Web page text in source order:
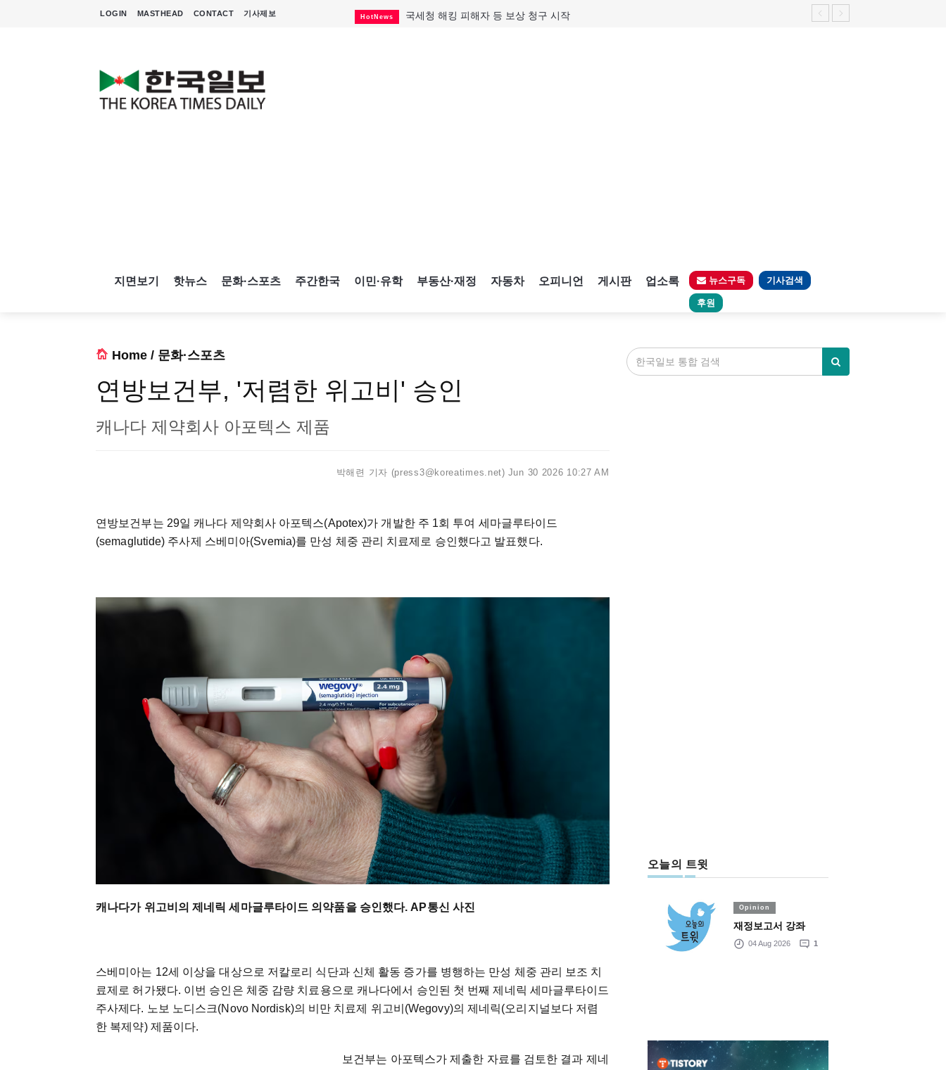
LOGIN MASTHEAD CONTACT 기사제보 HotNews 국세청 해킹 피해자 등 보상 청구 시작
지면보기 핫뉴스 문화·스포츠 주간한국 이민·유학 부동산·재정 자동차 오피니언 게시판 업소록 뉴스구독 기사검색
후원
Home / 문화·스포츠
연방보건부, '저렴한 위고비' 승인
캐나다 제약회사 아포텍스 제품
박해련 기자 (press3@koreatimes.net) Jun 30 2026 10:27 AM
연방보건부는 29일 캐나다 제약회사 아포텍스(Apotex)가 개발한 주 1회 투여 세마글루타이드
(semaglutide) 주사제 스베미아(Svemia)를 만성 체중 관리 치료제로 승인했다고 발표했다.
캐나다가 위고비의 제네릭 세마글루타이드 의약품을 승인했다. AP통신 사진
스베미아는 12세 이상을 대상으로 저칼로리 식단과 신체 활동 증가를 병행하는 만성 체중 관리 보조 치
료제로 허가됐다. 이번 승인은 체중 감량 치료용으로 캐나다에서 승인된 첫 번째 제네릭 세마글루타이드
주사제다. 노보 노디스크(Novo Nordisk)의 비만 치료제 위고비(Wegovy)의 제네릭(오리지널보다 저렴
한 복제약) 제품이다.
보건부는 아포텍스가 제출한 자료를 검토한 결과 제네
오늘의 트윗
Opinion
재정보고서 강좌
04 Aug 2026 1